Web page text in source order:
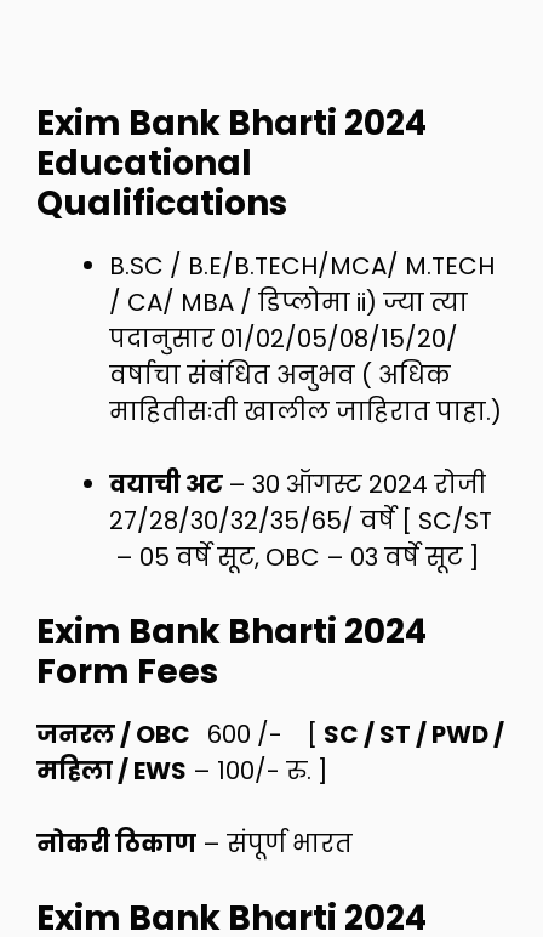
Exim Bank Bharti 2024
Educational
Qualifications
B.SC / B.E/B.TECH/MCA/ M.TECH
/ CA/ MBA / डिप्लोमा ii) ज्या त्या
पदानुसार 01/02/05/08/15/20/
वर्षाचा संबंधित अनुभव ( अधिक
माहितीसःती खालील जाहिरात पाहा.)
वयाची अट – 30 ऑगस्ट 2024 रोजी
27/28/30/32/35/65/ वर्षे [ SC/ST
– 05 वर्षे सूट, OBC – 03 वर्षे सूट ]
Exim Bank Bharti 2024
Form Fees
जनरल / OBC 600 /- [ SC / ST / PWD /
महिला / EWS – 100/- रु. ]
नोकरी ठिकाण – संपूर्ण भारत
Exim Bank Bharti 2024